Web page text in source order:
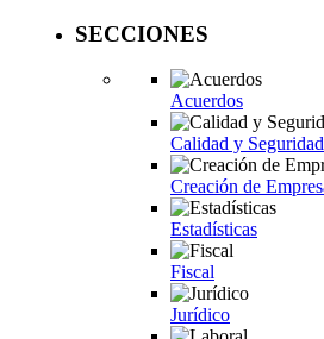
SECCIONES
Acuerdos
Calidad y
Creación de
Estadísticas
Fiscal
Jurídico